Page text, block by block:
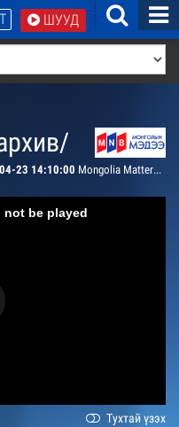
ШУУД
23 14:10:00 Mongolia Matters: Mongolian-Czech relations
not be played
Тухтай үзэх